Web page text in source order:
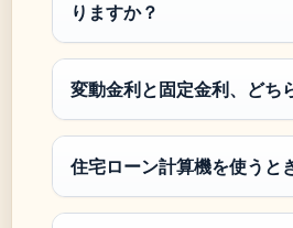
りますか？
変動金利と固定金利、どち
住宅ローン計算機を使うと